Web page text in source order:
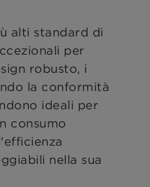
alti standard di
per
robusto, i
la conformità
ideali per
consumo
nella sua